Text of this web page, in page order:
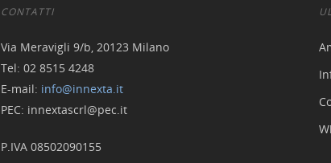
CONTATTI
Via Meravigli 9/b, 20123 Milano
Tel: 02 8515 4248
E-mail: info@innexta.it
PEC: innextascrl@pec.it
P.IVA 08502090155